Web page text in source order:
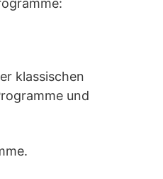
klassischen
und